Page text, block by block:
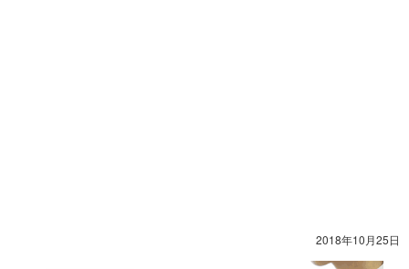
2018年10月25日